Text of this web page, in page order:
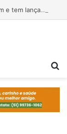
Livro preserva a história da família sehnem e tem lançamento em encontro familiar